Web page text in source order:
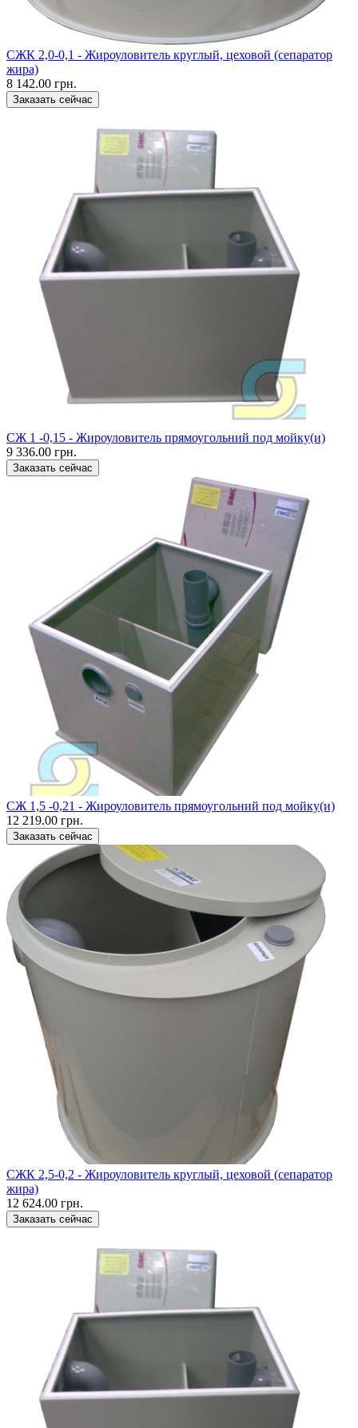
CЖК 2,0-0,1 - Жироуловитель круглый, цеховой (сепаратор
жира)
8 142.00 грн.
Заказать сейчас
CЖ 1 -0,15 - Жироуловитель прямоугольний под мойку(и)
9 336.00 грн.
Заказать сейчас
CЖ 1,5 -0,21 - Жироуловитель прямоугольний под мойку(и)
12 219.00 грн.
Заказать сейчас
CЖК 2,5-0,2 - Жироуловитель круглый, цеховой (сепаратор
жира)
12 624.00 грн.
Заказать сейчас